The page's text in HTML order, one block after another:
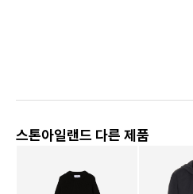
스톤아일랜드 다른 제품